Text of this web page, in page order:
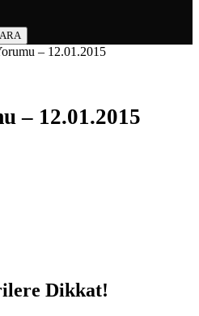
– 12.01.2015
– 12.01.2015
Dikkat!